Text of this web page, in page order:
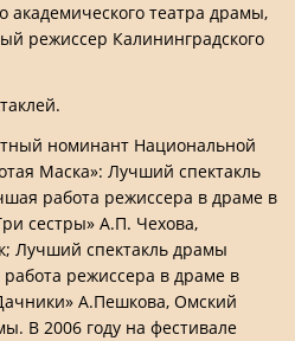
академического театра драмы,
режиссер Калининградского
номинант Национальной
Маска»: Лучший спектакль
работа режиссера в драме в
сестры» А.П. Чехова,
Лучший спектакль драмы
режиссера в драме в
А.Пешкова, Омский
В 2006 году на фестивале